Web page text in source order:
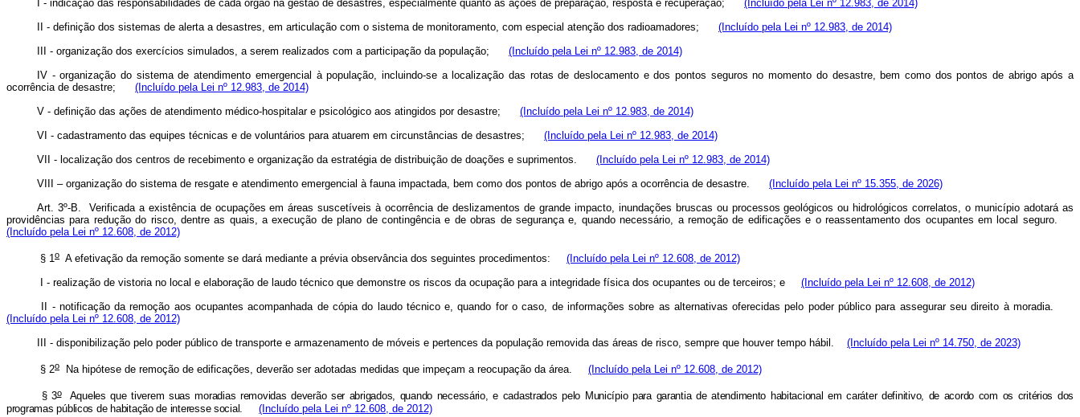
I - indicação das responsabilidades de cada órgão na gestão de desastres, especialmente quanto às ações de preparação, resposta e recuperação; (Incluído pela Lei nº 12.983, de 2014)
II - definição dos sistemas de alerta a desastres, em articulação com o sistema de monitoramento, com especial atenção dos radioamadores; (Incluído pela Lei nº 12.983, de 2014)
III - organização dos exercícios simulados, a serem realizados com a participação da população; (Incluído pela Lei nº 12.983, de 2014)
IV - organização do sistema de atendimento emergencial à população, incluindo-se a localização das rotas de deslocamento e dos pontos seguros no momento do desastre, bem como dos pontos de abrigo após a
ocorrência de desastre; (Incluído pela Lei nº 12.983, de 2014)
V - definição das ações de atendimento médico-hospitalar e psicológico aos atingidos por desastre; (Incluído pela Lei nº 12.983, de 2014)
VI - cadastramento das equipes técnicas e de voluntários para atuarem em circunstâncias de desastres; (Incluído pela Lei nº 12.983, de 2014)
VII - localização dos centros de recebimento e organização da estratégia de distribuição de doações e suprimentos. (Incluído pela Lei nº 12.983, de 2014)
VIII – organização do sistema de resgate e atendimento emergencial à fauna impactada, bem como dos pontos de abrigo após a ocorrência de desastre. (Incluído pela Lei nº 15.355, de 2026)
Art. 3º-B. Verificada a existência de ocupações em áreas suscetíveis à ocorrência de deslizamentos de grande impacto, inundações bruscas ou processos geológicos ou hidrológicos correlatos, o município adotará as
providências para redução do risco, dentre as quais, a execução de plano de contingência e de obras de segurança e, quando necessário, a remoção de edificações e o reassentamento dos ocupantes em local seguro.
(Incluído pela Lei nº 12.608, de 2012)
§ 1 o A efetivação da remoção somente se dará mediante a prévia observância dos seguintes procedimentos:
(Incluído pela Lei nº 12.608, de 2012)
I - realização de vistoria no local e elaboração de laudo técnico que demonstre os riscos da ocupação para a integridade física dos ocupantes ou de terceiros; e
(Incluído pela Lei nº 12.608, de 2012)
II - notificação da remoção aos ocupantes acompanhada de cópia do laudo técnico e, quando for o caso, de informações sobre as alternativas oferecidas pelo poder público para assegurar seu direito à moradia.
(Incluído pela Lei nº 12.608, de 2012)
III - disponibilização pelo poder público de transporte e armazenamento de móveis e pertences da população removida das áreas de risco, sempre que houver tempo hábil. (Incluído pela Lei nº 14.750, de 2023)
§ 2o Na hipótese de remoção de edificações, deverão ser adotadas medidas que impeçam a reocupação da área. (Incluído pela Lei nº 12.608, de 2012)
§ 3oAqueles que tiverem suas moradias removidas deverão ser abrigados, quando necessário, e cadastrados pelo Município para garantia de atendimento habitacional em caráter definitivo, de acordo com os critérios dos
programas públicos de habitação de interesse social.
(Incluído pela Lei nº 12.608, de 2012)